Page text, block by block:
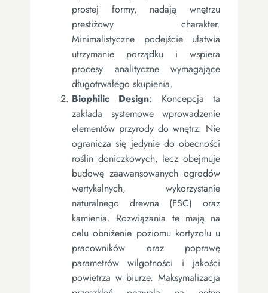
prostej formy, nadają wnętrzu
prestiżowy charakter.
Minimalistyczne podejście ułatwia
utrzymanie porządku i wspiera
procesy analityczne wymagające
długotrwałego skupienia.
Biophilic Design: Koncepcja ta
zakłada systemowe wprowadzenie
elementów przyrody do wnętrz. Nie
ogranicza się jedynie do obecności
roślin doniczkowych, lecz obejmuje
budowę zaawansowanych ogrodów
wertykalnych, wykorzystanie
naturalnego drewna (FSC) oraz
kamienia. Rozwiązania te mają na
celu obniżenie poziomu kortyzolu u
pracowników oraz poprawę
parametrów wilgotności i jakości
powietrza w biurze. Maksymalizacja